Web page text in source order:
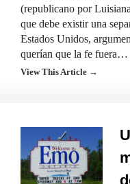
(republicano por
que debe existir una
Estados Unidos,
querían que la fe fuera…
View This Article →